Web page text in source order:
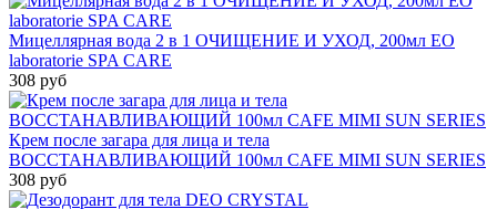
Мицеллярная вода 2 в 1 ОЧИЩЕНИЕ И УХОД, 200мл EO
laboratorie SPA CARE
308 руб
Крем после загара для лица и тела
ВОССТАНАВЛИВАЮЩИЙ 100мл CAFE MIMI SUN SERIES
308 руб